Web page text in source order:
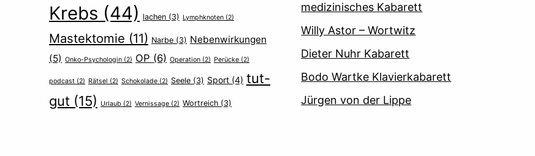
Krebs (44) lachen (3) Lymphknoten (2)
Mastektomie (11) Narbe (3) Nebenwirkungen
(5) Onko-Psychologin (2) OP (6) Operation (2) Perücke (2)
podcast (2) Rätsel (2) Schokolade (2) Seele (3) Sport (4) tut-
gut (15) Urlaub (2) Vernissage (2) Wortreich (3)
medizinisches Kabarett
Willy Astor – Wortwitz
Dieter Nuhr Kabarett
Bodo Wartke Klavierkabarett
Jürgen von der Lippe